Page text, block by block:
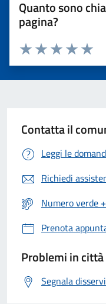
Quanto sono
pagina?
Valuta 4
Valuta 3
Valuta 2 stelle su
Valuta 1 stelle su 5
Contatta il
Leggi le
Richiedi
Numero verde
Prenota
Problemi in città
Segnala